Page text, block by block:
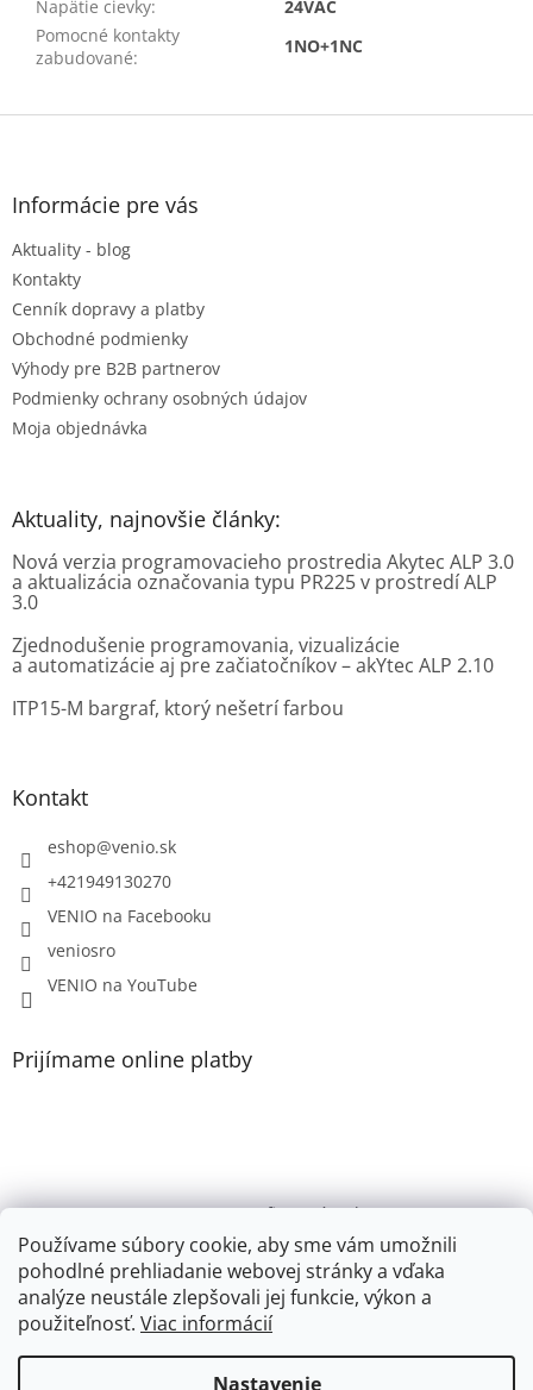
Používame súbory cookie, aby sme vám umožnili
pohodlné prehliadanie webovej stránky a vďaka
analýze neustále zlepšovali jej funkcie, výkon a
použiteľnosť. Viac informácií
Nastavenie
Napätie cievky:
24VAC
Pomocné kontakty
zabudované:
1NO+1NC
Z
Informácie pre vás
Aktuality - blog
Kontakty
Cenník dopravy a platby
Obchodné podmienky
Výhody pre B2B partnerov
Podmienky ochrany osobných údajov
Moja objednávka
Aktuality, najnovšie články:
Nová verzia programovacieho prostredia Akytec ALP 3.0
a aktualizácia označovania typu PR225 v prostredí ALP
3.0
Zjednodušenie programovania, vizualizácie
a automatizácie aj pre začiatočníkov – akYtec ALP 2.10
ITP15-M bargraf, ktorý nešetrí farbou
Kontakt
eshop@venio.sk
+421949130270
VENIO na Facebooku
veniosro
VENIO na YouTube
Prijímame online platby
VENIO, s.r.o. - firemný web /
Videonávody YouTube k PR200, PR100, PR110, PR102
Youtube VENIO